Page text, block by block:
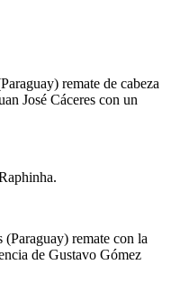
remate de cabeza
José Cáceres con un
(Paraguay) remate con la
de Gustavo Gómez